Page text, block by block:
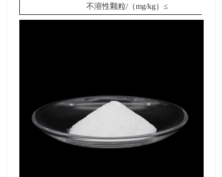
不溶性颗粒/（mg/kg）≤